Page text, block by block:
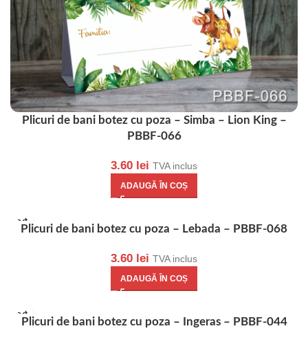
Plicuri de bani botez cu poza – Simba – Lion King –
PBBF-066
3.60 lei TVA inclus
ADAUGĂ ÎN COȘ
Plicuri de bani botez cu poza – Lebada – PBBF-068
3.60 lei TVA inclus
ADAUGĂ ÎN COȘ
Plicuri de bani botez cu poza – Ingeras – PBBF-044